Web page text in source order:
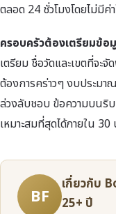
ตลอด 24 ชั่วโมงโดยไม่มีค่
ครอบครัวต้องเตรียมข้อ
เตรียม ชื่อวัดและเขตที่จะ
ต้องการคร่าวๆ งบประมา
ล่วงลับชอบ ข้อความบนริ
เหมาะสมที่สุดได้ภายใน 30
BF
เกี่ยวกับ
25+ ปี